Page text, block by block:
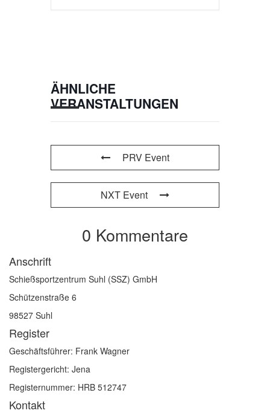
ÄHNLICHE
VERANSTALTUNGEN
PRV Event
NXT Event
0 Kommentare
Anschrift
Schießsportzentrum Suhl (SSZ) GmbH
Schützenstraße 6
98527 Suhl
Register
Geschäftsführer: Frank Wagner
Registergericht: Jena
Registernummer: HRB 512747
Kontakt